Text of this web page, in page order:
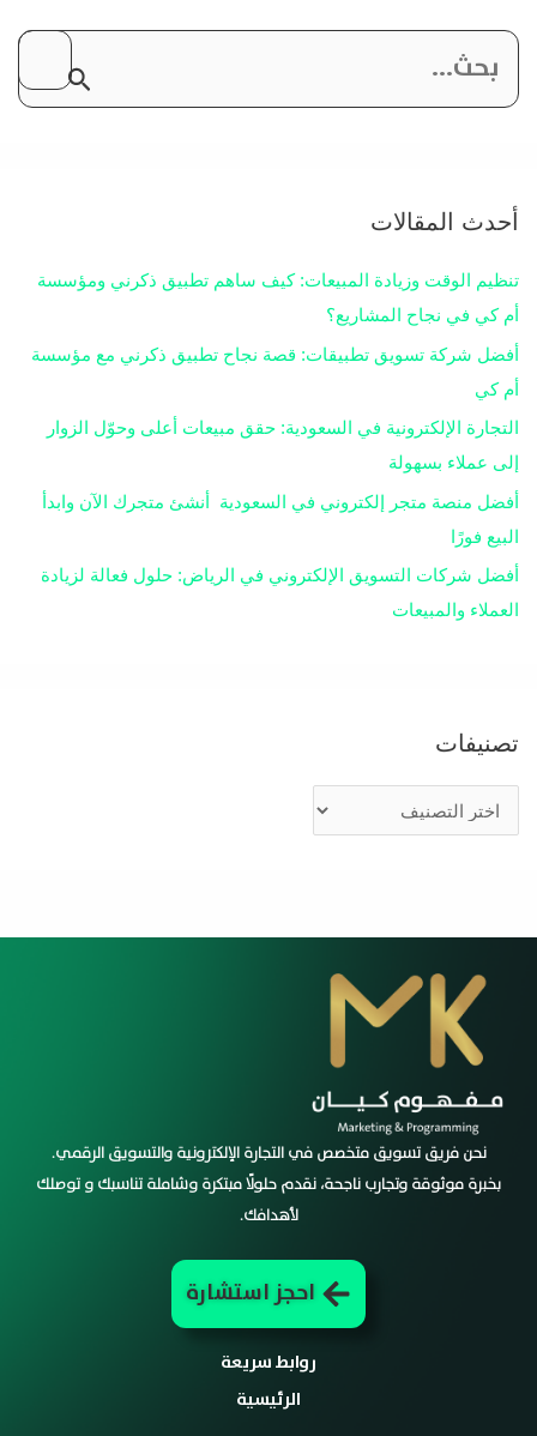
ح
ث
ع
ن
:
أحدث المقالات
تنظيم الوقت وزيادة المبيعات: كيف ساهم تطبيق ذكرني ومؤسسة
أم كي في نجاح المشاريع؟
أفضل شركة تسويق تطبيقات: قصة نجاح تطبيق ذكرني مع مؤسسة
أم كي
التجارة الإلكترونية في السعودية: حقق مبيعات أعلى وحوّل الزوار
إلى عملاء بسهولة
أفضل منصة متجر إلكتروني في السعودية أنشئ متجرك الآن وابدأ
البيع فورًا
أفضل شركات التسويق الإلكتروني في الرياض: حلول فعالة لزيادة
العملاء والمبيعات
تصنيفات
نحن فريق تسويق متخصص في التجارة الإلكترونية والتسويق الرقمي.
بخبرة موثوقة وتجارب ناجحة، نقدم حلولًا مبتكرة وشاملة تناسبك و توصلك
لأهدافك.
احجز استشارة
روابط سريعة
الرئيسية